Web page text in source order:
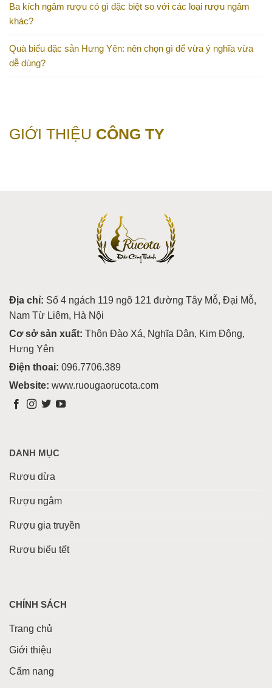
Ba kích ngâm rượu có gì đặc biệt so với các loại rượu ngâm
khác?
Quà biếu đặc sản Hưng Yên: nên chọn gì để vừa ý nghĩa vừa
dễ dùng?
GIỚI THIỆU CÔNG TY
Địa chỉ: Số 4 ngách 119 ngõ 121 đường Tây Mỗ, Đại Mỗ,
Nam Từ Liêm, Hà Nội
Cơ sở sản xuất: Thôn Đào Xá, Nghĩa Dân, Kim Động,
Hưng Yên
Điện thoai: 096.7706.389
Website: www.ruougaorucota.com
DANH MỤC
Rượu dừa
Rượu ngâm
Rượu gia truyền
Rượu biếu tết
CHÍNH SÁCH
Trang chủ
Giới thiệu
Cẩm nang